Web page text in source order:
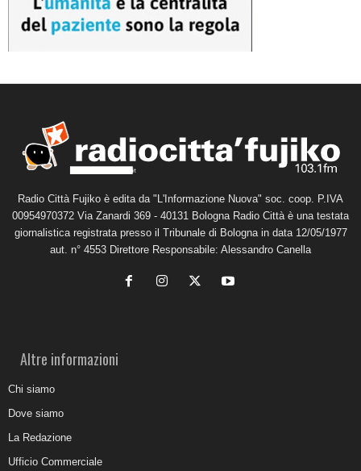
Radio Città Fujiko è edita da "L'Informazione Nuova" soc. coop. P.IVA
00954970372 Via Zanardi 369 - 40131 Bologna Radio Città è una testata
giornalistica registrata presso il Tribunale di Bologna in data 12/05/1977
aut. n° 4553 Direttore Responsabile: Alessandro Canella
Altre informazioni
Chi siamo
Dove siamo
La Redazione
Ufficio Commerciale